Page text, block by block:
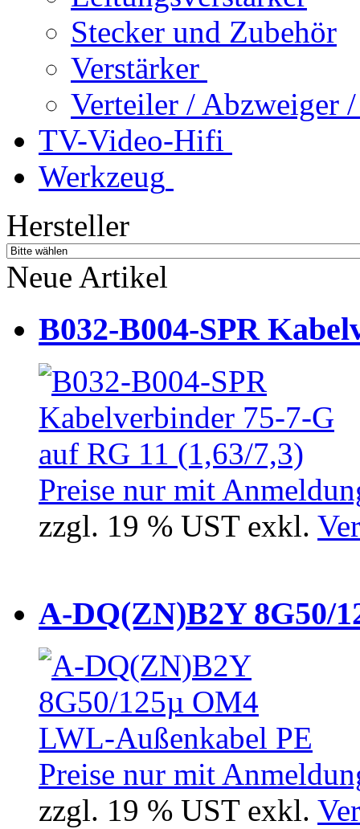
Stecker und Zubehör
Verstärker
Verteiler / Abzweiger
TV-Video-Hifi
Werkzeug
Hersteller
Neue Artikel
B032-B004-SPR
Preise nur mit
zzgl. 19 % UST exkl.
A-DQ(ZN)B2Y 8G50/
Preise nur mit
zzgl. 19 % UST exkl.